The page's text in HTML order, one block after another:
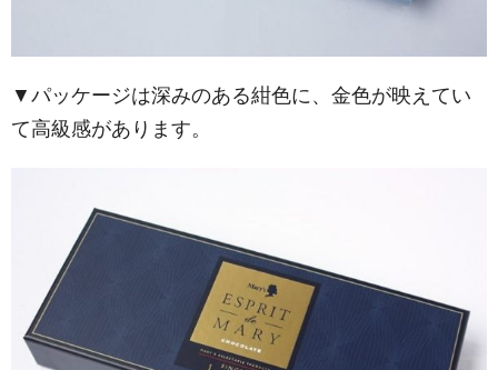
▼パッケージは深みのある紺色に、金色が映えてい
て高級感があります。